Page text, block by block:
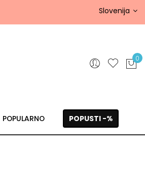
Slovenija
0
POPULARNO POPUSTI -%